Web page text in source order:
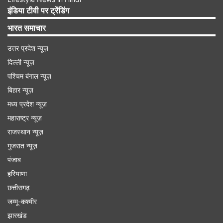
सीरीज बचाने के इरादे से उतरेगा बांग्लादेश
तीन मैचों की ODI सीरीज के पहले मुकाबले में बांग्लादेश को
जिम्बाब्वे के हाथों चौंकाने वाली हार का सामना करना पड़ा
था। अब मेहमान टीम के लिए दूसरा ODI करो या मरो का
इंडिया टीवी पर ट्रेंडिंग
भारत समाचार
उत्तर प्रदेश न्यूज़
दिल्ली न्यूज़
पश्चिम बंगाल न्यूज़
बिहार न्यूज़
मध्य प्रदेश न्यूज़
महाराष्ट्र न्यूज़
राजस्थान न्यूज़
गुजरात न्यूज़
पंजाब
हरियाणा
छत्तीसगढ़
जम्मू-कश्मीर
झारखंड